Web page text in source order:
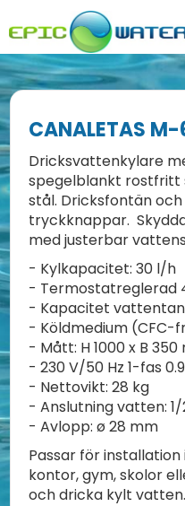
CANALETAS
Dricksvattenkylare
spegelblankt rostfritt
stål. Dricksfontän
tryckknappar.
med justerbar
- Kylkapacitet: 30 l/h
- Termostatreglerad
- Kapacitet
- Köldmedium (CFC-
- Mått: H 1000 x B
- 230 V/50 Hz 1-fas
- Nettovikt: 28 kg
- Anslutning vatten: 1/
- Avlopp: ø 28 mm
Passar för
kontor, gym, skolor
och dricka kylt vatten.